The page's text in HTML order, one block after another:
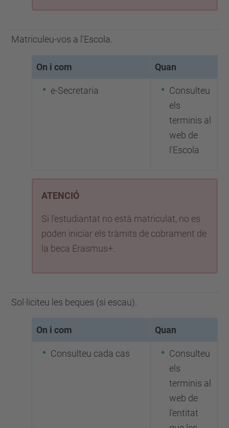
Matriculeu-vos a l'Escola.
On i com Quan
e-Secretaria
Consulteu
els
terminis al
web de
l'Escola
ATENCIÓ
Si l'estudiantat no està matriculat, no es
poden iniciar els tràmits de cobrament de
la beca Erasmus+.
Sol·liciteu les beques (si escau).
On i com Quan
Consulteu cada cas
Consulteu
els
terminis al
web de
l'entitat